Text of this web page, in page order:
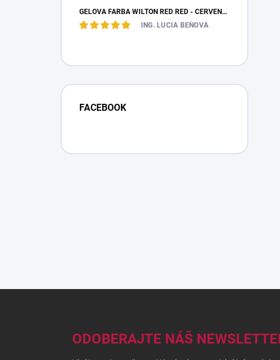
GÉLOVÁ FARBA WILTON RED RED - ČERVENÁ 28,35 G
ING. LUCIA BEŇOVÁ
FACEBOOK
ODOBERAJTE NÁŠ